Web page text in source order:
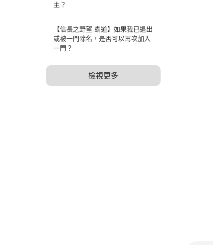
主？
【信長之野望 霸道】如果我已退出
或被一門除名，是否可以再次加入
一門？
檢視更多